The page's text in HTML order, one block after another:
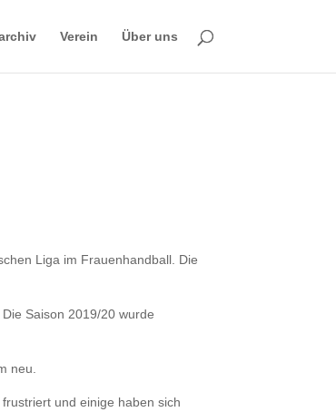
Verein Über uns
Liga im Frauenhandball. Die
Saison 2019/20 wurde
neu.
und einige haben sich